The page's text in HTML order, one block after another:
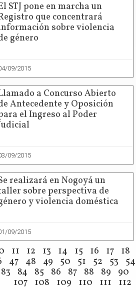
STJ pone en marcha un
que concentrará
sobre violencia
género
09/2015
a Concurso Abierto
Antecedente y Oposición
el Ingreso al Poder
09/2015
realizará en Nogoyá un
sobre perspectiva de
y violencia doméstica
09/2015
11 12 13 14 15 16 17 18
47 48 49 50 51 52 53 54
83 84 85 86 87 88 89 90
107
108 109 110 111 112